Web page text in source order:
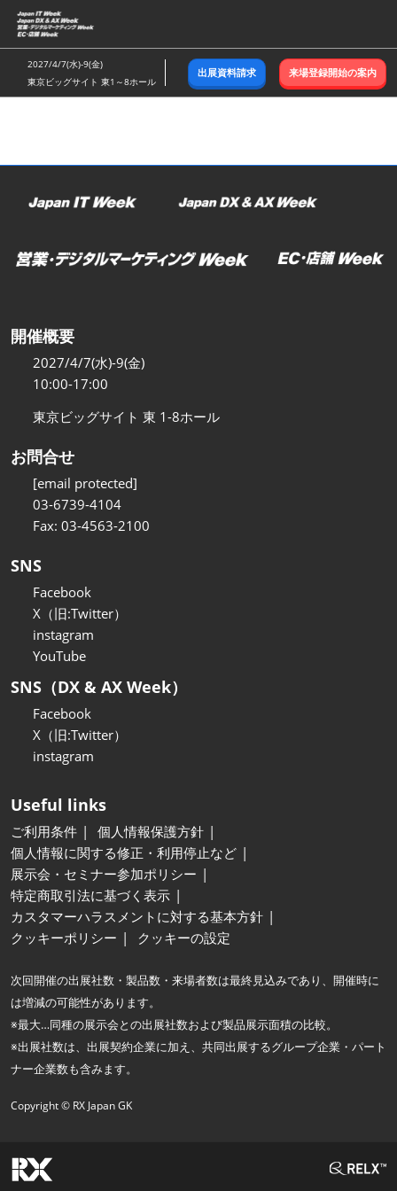
ス
キ
ッ
し
む
2027/4/7(水)-9(金)
東京ビッグサイト 東1～8ホール
出展資料請求 来場登録開始の案内
開催概要
2027/4/7(水)-9(金)
10:00-17:00
東京ビッグサイト 東 1-8ホール
お問合せ
[email protected]
03-6739-4104
Fax: 03-4563-2100
SNS
Facebook
X（旧:Twitter）
instagram
YouTube
SNS（DX & AX Week）
Facebook
X（旧:Twitter）
instagram
Useful links
ご利用条件
個人情報保護方針
個人情報に関する修正・利用停止など
展示会・セミナー参加ポリシー
特定商取引法に基づく表示
カスタマーハラスメントに対する基本方針
クッキーポリシー
クッキーの設定
次回開催の出展社数・製品数・来場者数は最終見込みであり、開催時に
は増減の可能性があります。
※最大…同種の展示会との出展社数および製品展示面積の比較。
※出展社数は、出展契約企業に加え、共同出展するグループ企業・パート
ナー企業数も含みます。
Copyright © RX Japan GK